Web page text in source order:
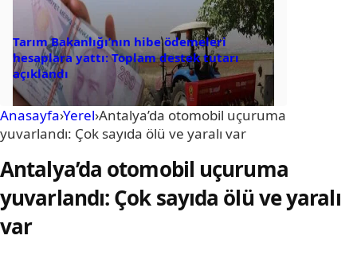
Tarım Bakanlığı’nın hibe ödemeleri
hesaplara yattı: Toplam destek tutarı
açıklandı
Anasayfa›Yerel›Antalya’da otomobil uçuruma
yuvarlandı: Çok sayıda ölü ve yaralı var
Antalya’da otomobil uçuruma
yuvarlandı: Çok sayıda ölü ve yaralı
var